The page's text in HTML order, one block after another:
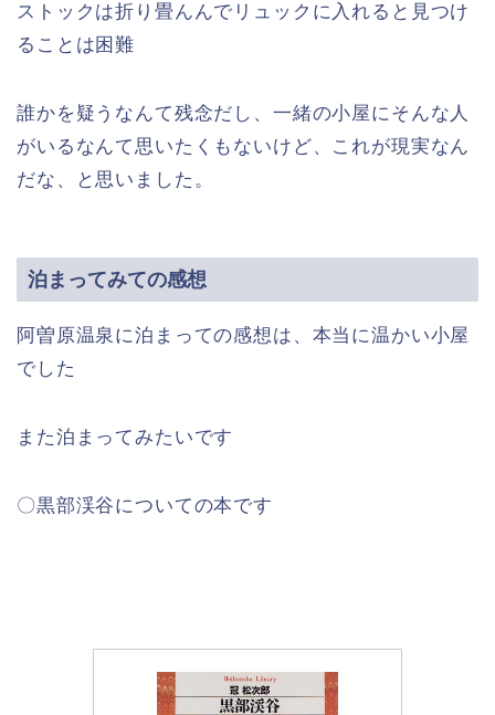
ストックは折り畳んんでリュックに入れると見つけ
ることは困難
誰かを疑うなんて残念だし、一緒の小屋にそんな人
がいるなんて思いたくもないけど、これが現実なん
だな、と思いました。
泊まってみての感想
阿曽原温泉に泊まっての感想は、本当に温かい小屋
でした
また泊まってみたいです
〇黒部渓谷についての本です